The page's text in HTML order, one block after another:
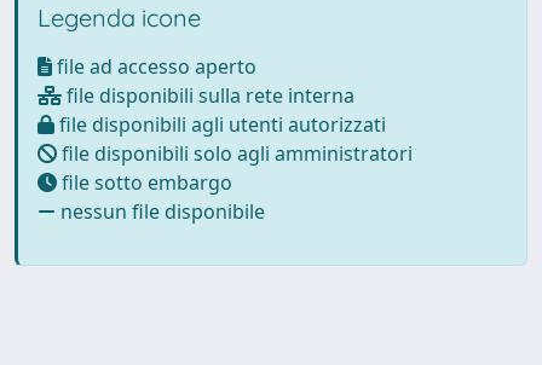
Legenda icone
file ad accesso aperto
file disponibili sulla rete interna
file disponibili agli utenti autorizzati
file disponibili solo agli amministratori
file sotto embargo
nessun file disponibile